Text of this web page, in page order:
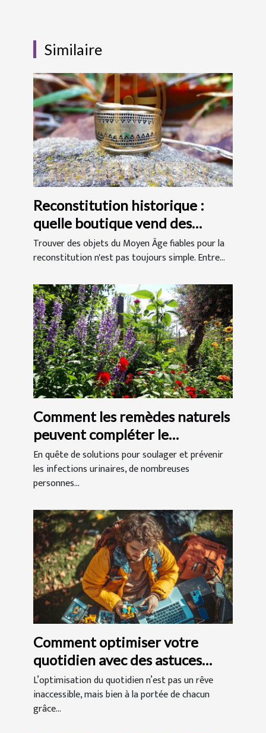
Similaire
Reconstitution historique :
quelle boutique vend des
objets du Moyen-Âge ?
Trouver des objets du Moyen Âge fiables pour la
reconstitution n'est pas toujours simple. Entre...
Comment les remèdes naturels
peuvent compléter le
traitement des infections
urinaires ?
En quête de solutions pour soulager et prévenir
les infections urinaires, de nombreuses
personnes...
Comment optimiser votre
quotidien avec des astuces
simples et efficaces ?
L’optimisation du quotidien n’est pas un rêve
inaccessible, mais bien à la portée de chacun
grâce...